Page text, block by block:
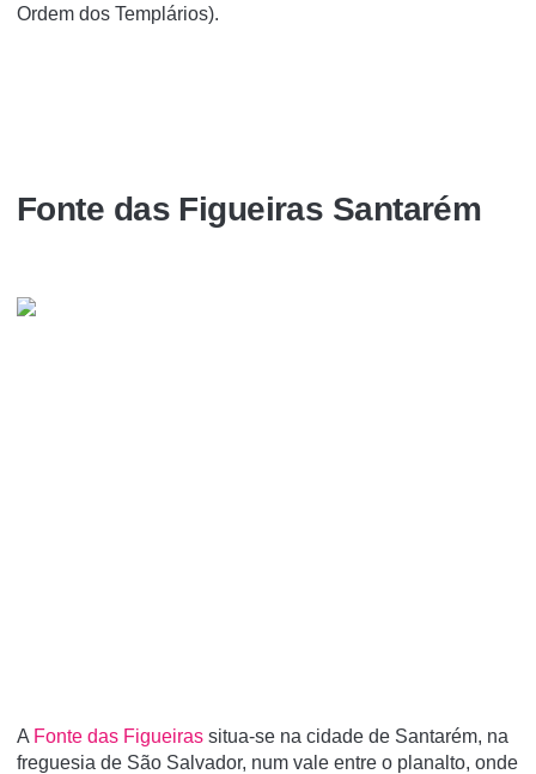
Ordem dos Templários).
Fonte das Figueiras Santarém
A Fonte das Figueiras situa-se na cidade de Santarém, na
freguesia de São Salvador, num vale entre o planalto, onde